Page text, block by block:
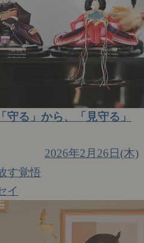
守る」から、「見守る」
2026年2月26日(木)
す覚悟
イ